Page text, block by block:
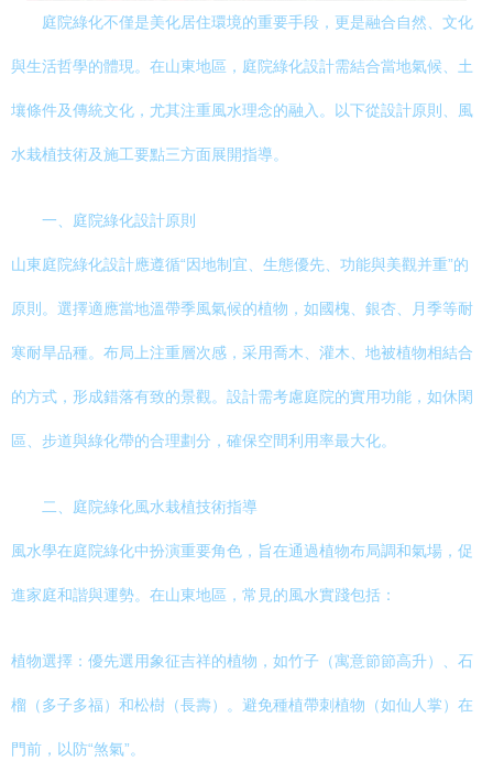
庭院綠化不僅是美化居住環境的重要手段，更是融合自然、文化
與生活哲學的體現。在山東地區，庭院綠化設計需結合當地氣候、土
壤條件及傳統文化，尤其注重風水理念的融入。以下從設計原則、風
水栽植技術及施工要點三方面展開指導。
一、庭院綠化設計原則
山東庭院綠化設計應遵循“因地制宜、生態優先、功能與美觀并重”的
原則。選擇適應當地溫帶季風氣候的植物，如國槐、銀杏、月季等耐
寒耐旱品種。布局上注重層次感，采用喬木、灌木、地被植物相結合
的方式，形成錯落有致的景觀。設計需考慮庭院的實用功能，如休閑
區、步道與綠化帶的合理劃分，確保空間利用率最大化。
二、庭院綠化風水栽植技術指導
風水學在庭院綠化中扮演重要角色，旨在通過植物布局調和氣場，促
進家庭和諧與運勢。在山東地區，常見的風水實踐包括：
植物選擇：優先選用象征吉祥的植物，如竹子（寓意節節高升）、石
榴（多子多福）和松樹（長壽）。避免種植帶刺植物（如仙人掌）在
門前，以防“煞氣”。